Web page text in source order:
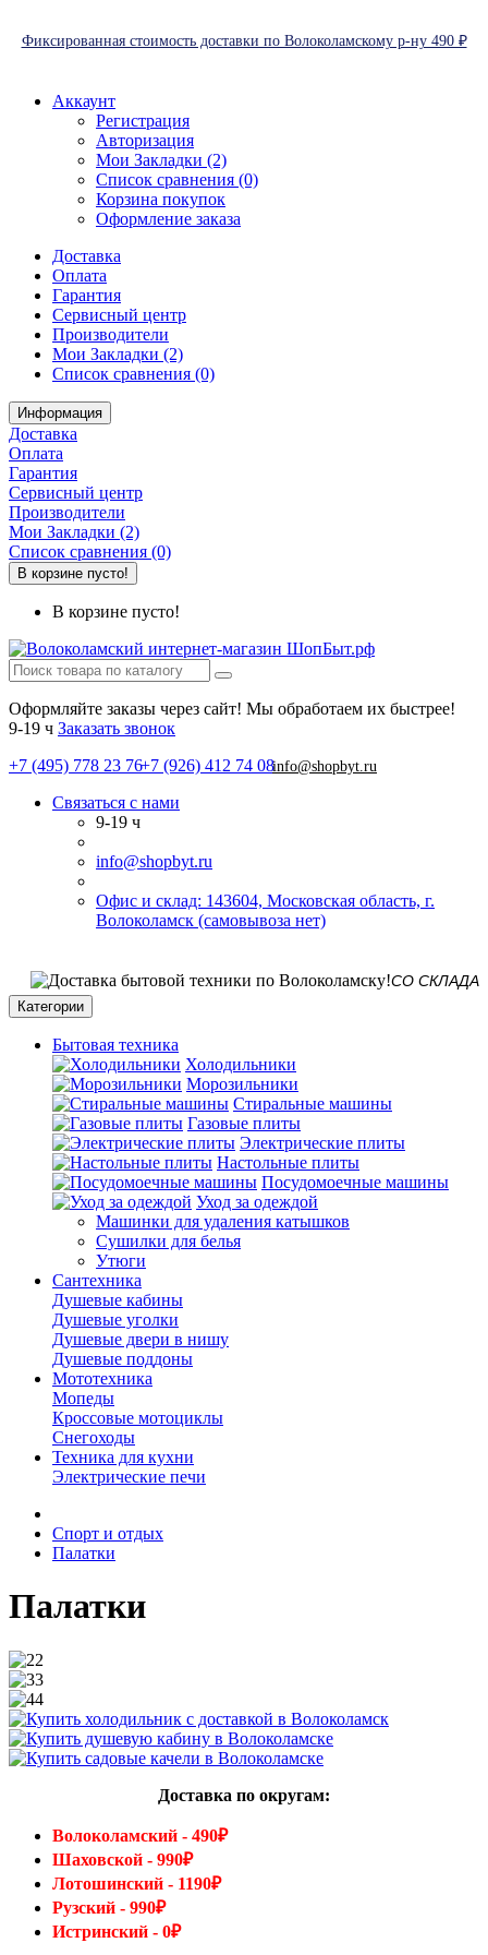
Фиксированная стоимость доставки по Волоколамскому р-ну 490 ₽
Аккаунт
Регистрация
Авторизация
Мои Закладки (2)
Список сравнения (0)
Корзина покупок
Оформление заказа
Доставка
Оплата
Гарантия
Сервисный центр
Производители
Мои Закладки (2)
Список сравнения (0)
Информация
Доставка
Оплата
Гарантия
Сервисный центр
Производители
Мои Закладки (2)
Список сравнения (0)
В корзине пусто!
В корзине пусто!
Оформляйте заказы через сайт! Мы обработаем их быстрее!
9-19 ч Заказать звонок
+7 (495) 778 23 76+7 (926) 412 74 08info@shopbyt.ru
Связаться с нами
9-19 ч
info@shopbyt.ru
Офис и склад: 143604, Московская область, г.
Волоколамск (самовывоза нет)
СО СКЛАДА В
Категории
Бытовая техника
Холодильники
Морозильники
Стиральные машины
Газовые плиты
Электрические плиты
Настольные плиты
Посудомоечные машины
Уход за одеждой
Машинки для удаления катышков
Сушилки для белья
Утюги
Сантехника
Душевые кабины
Душевые уголки
Душевые двери в нишу
Душевые поддоны
Мототехника
Мопеды
Кроссовые мотоциклы
Снегоходы
Техника для кухни
Электрические печи
Спорт и отдых
Палатки
Палатки
Доставка по округам:
Волоколамский - 490₽
Шаховской - 990₽
Лотошинский - 1190₽
Рузский - 990₽
Истринский - 0₽